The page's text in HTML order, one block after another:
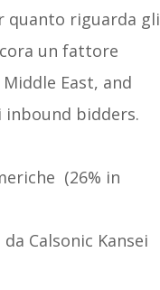
quanto riguarda gli
un fattore
East, and
inbound bidders.
(26% in
Calsonic Kansei